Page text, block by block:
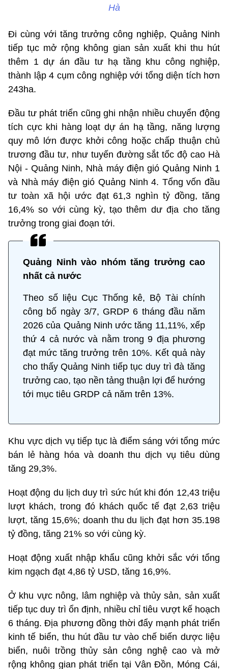
Hà
Đi cùng với tăng trưởng công nghiệp, Quảng Ninh
tiếp tục mở rộng không gian sản xuất khi thu hút
thêm 1 dự án đầu tư hạ tầng khu công nghiệp,
thành lập 4 cụm công nghiệp với tổng diện tích hơn
243ha.
Đầu tư phát triển cũng ghi nhận nhiều chuyển động
tích cực khi hàng loạt dự án hạ tầng, năng lượng
quy mô lớn được khởi công hoặc chấp thuận chủ
trương đầu tư, như tuyến đường sắt tốc độ cao Hà
Nội - Quảng Ninh, Nhà máy điện gió Quảng Ninh 1
và Nhà máy điện gió Quảng Ninh 4. Tổng vốn đầu
tư toàn xã hội ước đạt 61,3 nghìn tỷ đồng, tăng
16,4% so với cùng kỳ, tạo thêm dư địa cho tăng
trưởng trong giai đoạn tới.
Quảng Ninh vào nhóm tăng trưởng cao
nhất cả nước
Theo số liệu Cục Thống kê, Bộ Tài chính
công bố ngày 3/7, GRDP 6 tháng đầu năm
2026 của Quảng Ninh ước tăng 11,11%, xếp
thứ 4 cả nước và nằm trong 9 địa phương
đạt mức tăng trưởng trên 10%. Kết quả này
cho thấy Quảng Ninh tiếp tục duy trì đà tăng
trưởng cao, tạo nền tảng thuận lợi để hướng
tới mục tiêu GRDP cả năm trên 13%.
Khu vực dịch vụ tiếp tục là điểm sáng với tổng mức
bán lẻ hàng hóa và doanh thu dịch vụ tiêu dùng
tăng 29,3%.
Hoạt động du lịch duy trì sức hút khi đón 12,43 triệu
lượt khách, trong đó khách quốc tế đạt 2,63 triệu
lượt, tăng 15,6%; doanh thu du lịch đạt hơn 35.198
tỷ đồng, tăng 21% so với cùng kỳ.
Hoạt động xuất nhập khẩu cũng khởi sắc với tổng
kim ngạch đạt 4,86 tỷ USD, tăng 16,9%.
Ở khu vực nông, lâm nghiệp và thủy sản, sản xuất
tiếp tục duy trì ổn định, nhiều chỉ tiêu vượt kế hoạch
6 tháng. Địa phương đồng thời đẩy mạnh phát triển
kinh tế biển, thu hút đầu tư vào chế biến dược liệu
biển, nuôi trồng thủy sản công nghệ cao và mở
rộng không gian phát triển tại Vân Đồn, Móng Cái,